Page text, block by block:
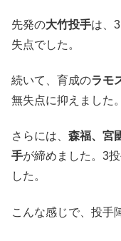
先発の大竹投手は、
失点でした。
続いて、育成のラモ
無失点に抑えました。
さらには、 森福、宮
手が締めました。3
した。
こんな感じで、投手